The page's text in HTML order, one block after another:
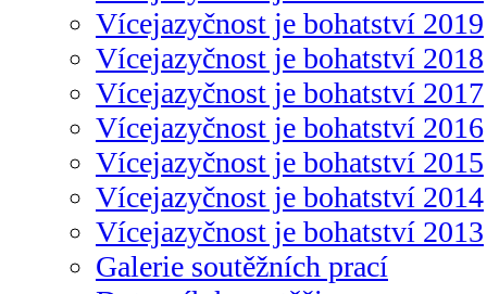
Vícejazyčnost je bohatství 2019
Vícejazyčnost je bohatství 2018
Vícejazyčnost je bohatství 2017
Vícejazyčnost je bohatství 2016
Vícejazyčnost je bohatství 2015
Vícejazyčnost je bohatství 2014
Vícejazyčnost je bohatství 2013
Galerie soutěžních prací